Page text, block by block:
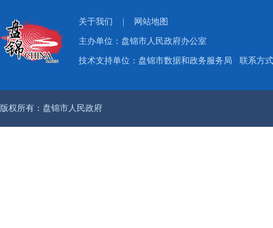
关于我们 网站地图
主办单位：盘锦市人民政府办公室
技术支持单位：盘锦市数据和政务服务局 联系方
版权所有：盘锦市人民政府